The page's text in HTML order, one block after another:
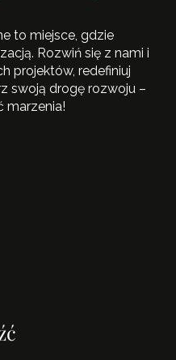
to miejsce, gdzie
Rozwiń się z nami i
projektów, redefiniuj
swoją drogę rozwoju –
marzenia!